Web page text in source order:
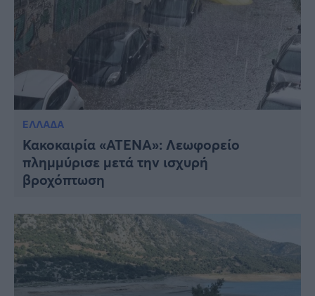
ΕΛΛΑΔΑ
Κακοκαιρία «ΑΤΕΝΑ»: Λεωφορείο
πλημμύρισε μετά την ισχυρή
βροχόπτωση